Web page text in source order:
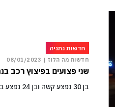
חדשות נתניה
חדשות מה הלוז | 08/01/2023
שני פצועים בפיצוץ רכב
בן 30 נפצע קשה ובן 24 נפצע בינוני בפיצוץ רכב בעיר